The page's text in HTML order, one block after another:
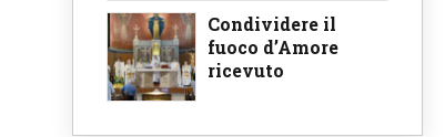
Condividere il
fuoco d’Amore
ricevuto